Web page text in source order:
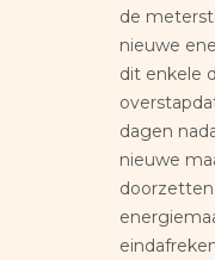
de
nieuwe
dit enkele
dagen
nieuwe